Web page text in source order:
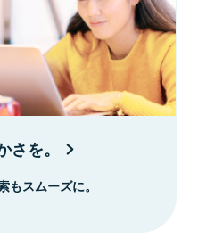
を。
スムーズに。